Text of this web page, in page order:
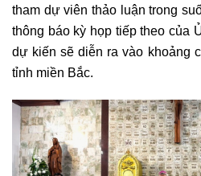
tham dự viên thảo luận trong
thông báo kỳ họp tiếp theo của
dự kiến sẽ diễn ra vào khoảng
tỉnh miền Bắc.